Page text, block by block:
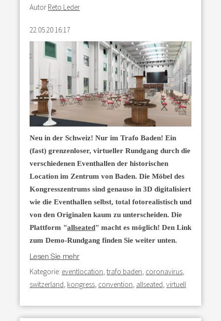
Autor Reto Leder
22.05.20 16:17
Neu in der Schweiz! Nur im Trafo Baden! Ein
(fast) grenzenloser, virtueller Rundgang durch die
verschiedenen Eventhallen der historischen
Location im Zentrum von Baden. Die Möbel des
Kongresszentrums sind genauso in 3D digitalisiert
wie die Eventhallen selbst, total fotorealistisch und
von den Originalen kaum zu unterscheiden. Die
Plattform "allseated" macht es möglich! Den Link
zum Demo-Rundgang finden Sie weiter unten.
Lesen Sie mehr
Kategorie: eventlocation trafo baden coronavirus
switzerland kongress convention allseated virtuell